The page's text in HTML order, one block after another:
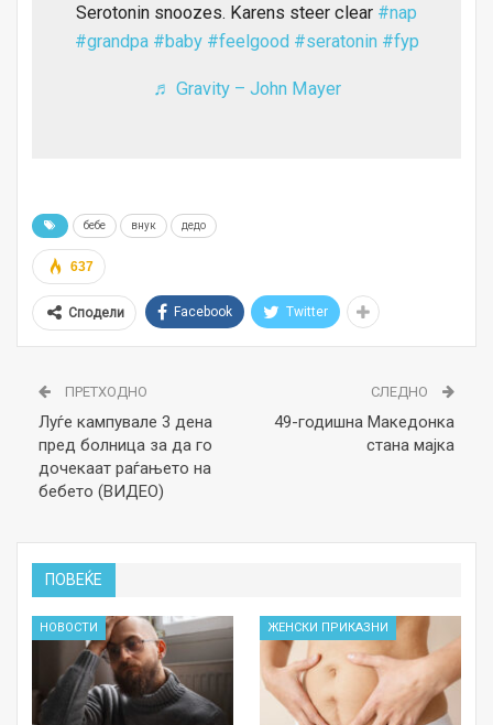
Serotonin snoozes. Karens steer clear #nap
#grandpa #baby #feelgood #seratonin #fyp
♬ Gravity – John Mayer
бебе внук дедо
637
Сподели Facebook Twitter
ПРЕТХОДНО
Луѓе кампувале 3 дена
пред болница за да го
дочекаат раѓањето на
бебето (ВИДЕО)
СЛЕДНО
49-годишна Македонка
стана мајка
ПОВЕЌЕ
НОВОСТИ ЖЕНСКИ ПРИКАЗНИ